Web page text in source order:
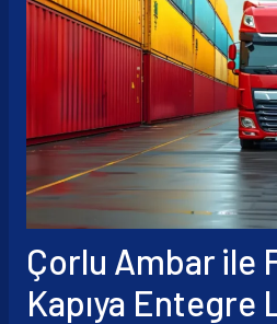
Çorlu Ambar ile
Kapıya Entegre